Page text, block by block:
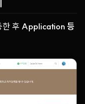
한 후 Application 등